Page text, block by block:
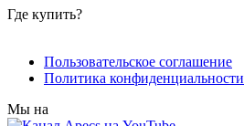
Где купить?
Пользовательское соглашение
Политика конфиденциальности
Мы на